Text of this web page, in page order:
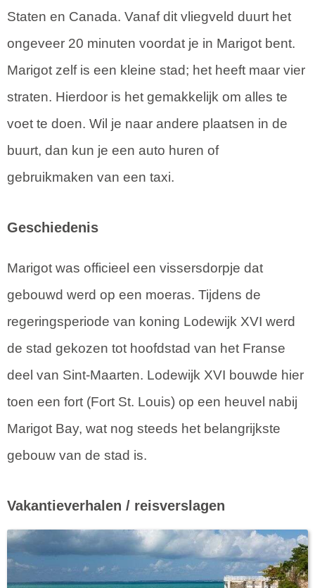
Staten en Canada. Vanaf dit vliegveld duurt het
ongeveer 20 minuten voordat je in Marigot bent.
Marigot zelf is een kleine stad; het heeft maar vier
straten. Hierdoor is het gemakkelijk om alles te
voet te doen. Wil je naar andere plaatsen in de
buurt, dan kun je een auto huren of
gebruikmaken van een taxi.
Geschiedenis
Marigot was officieel een vissersdorpje dat
gebouwd werd op een moeras. Tijdens de
regeringsperiode van koning Lodewijk XVI werd
de stad gekozen tot hoofdstad van het Franse
deel van Sint-Maarten. Lodewijk XVI bouwde hier
toen een fort (Fort St. Louis) op een heuvel nabij
Marigot Bay, wat nog steeds het belangrijkste
gebouw van de stad is.
Vakantieverhalen / reisverslagen